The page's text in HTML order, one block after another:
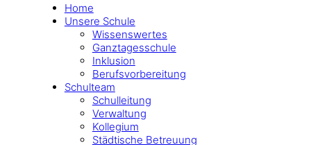
Home
Unsere Schule
Wissenswertes
Ganztagesschule
Inklusion
Berufsvorbereitung
Schulteam
Schulleitung
Verwaltung
Kollegium
Städtische Betreuung